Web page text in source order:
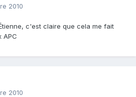
2010
c'est claire que cela me fait
APC
2010